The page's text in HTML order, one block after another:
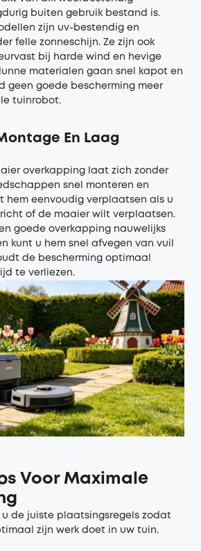
buiten gebruik bestand is.
zijn uv-bestendig en
felle zonneschijn. Ze zijn ook
bij harde wind en hevige
materialen gaan snel kapot en
geen goede bescherming meer
tuinrobot.
En Laag
overkapping laat zich zonder
snel monteren en
hem eenvoudig verplaatsen als u
of de maaier wilt verplaatsen.
goede overkapping nauwelijks
kunt u hem snel afvegen van vuil
de bescherming optimaal
te verliezen.
Voor Maximale
de juiste plaatsingsregels zodat
zijn werk doet in uw tuin.